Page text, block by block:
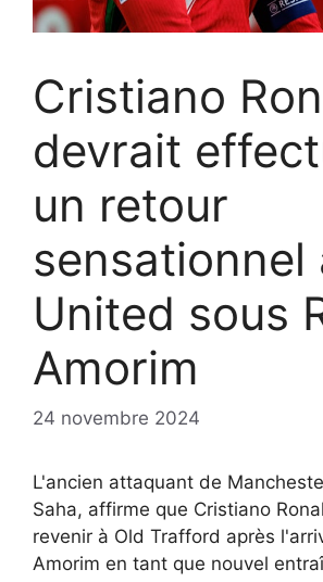
Cristiano
devrait
un retour
sensationnel
United sous
Amorim
24 novembre 2024
L'ancien attaquant de
Saha, affirme que Cristiano
revenir à Old Trafford après
Amorim en tant que nouvel